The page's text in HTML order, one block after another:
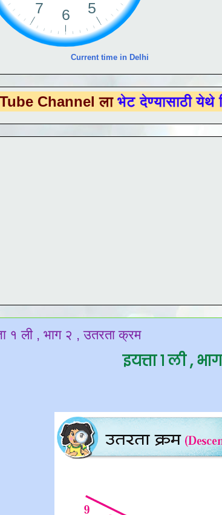
Current time in Delhi
लाभेट देण्यासाठी येथे क्लिक करा .
१ ली , भाग २ , उतरता क्रम
इयत्ता १ ली ,